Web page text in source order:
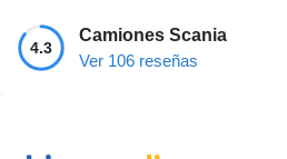
4.3
Camiones Scania
Ver 106 reseñas